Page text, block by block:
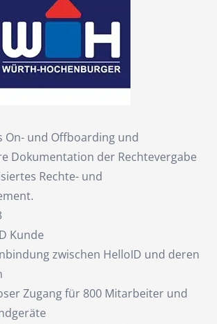
On- und Offboarding und
Dokumentation der Rechtevergabe
Rechte- und
Kunde
zwischen HelloID und deren
Zugang für 800 Mitarbeiter und